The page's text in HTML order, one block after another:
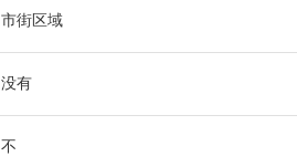
市街区域
没有
不